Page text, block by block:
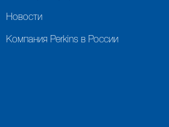
Новости
Компания Perkins в России